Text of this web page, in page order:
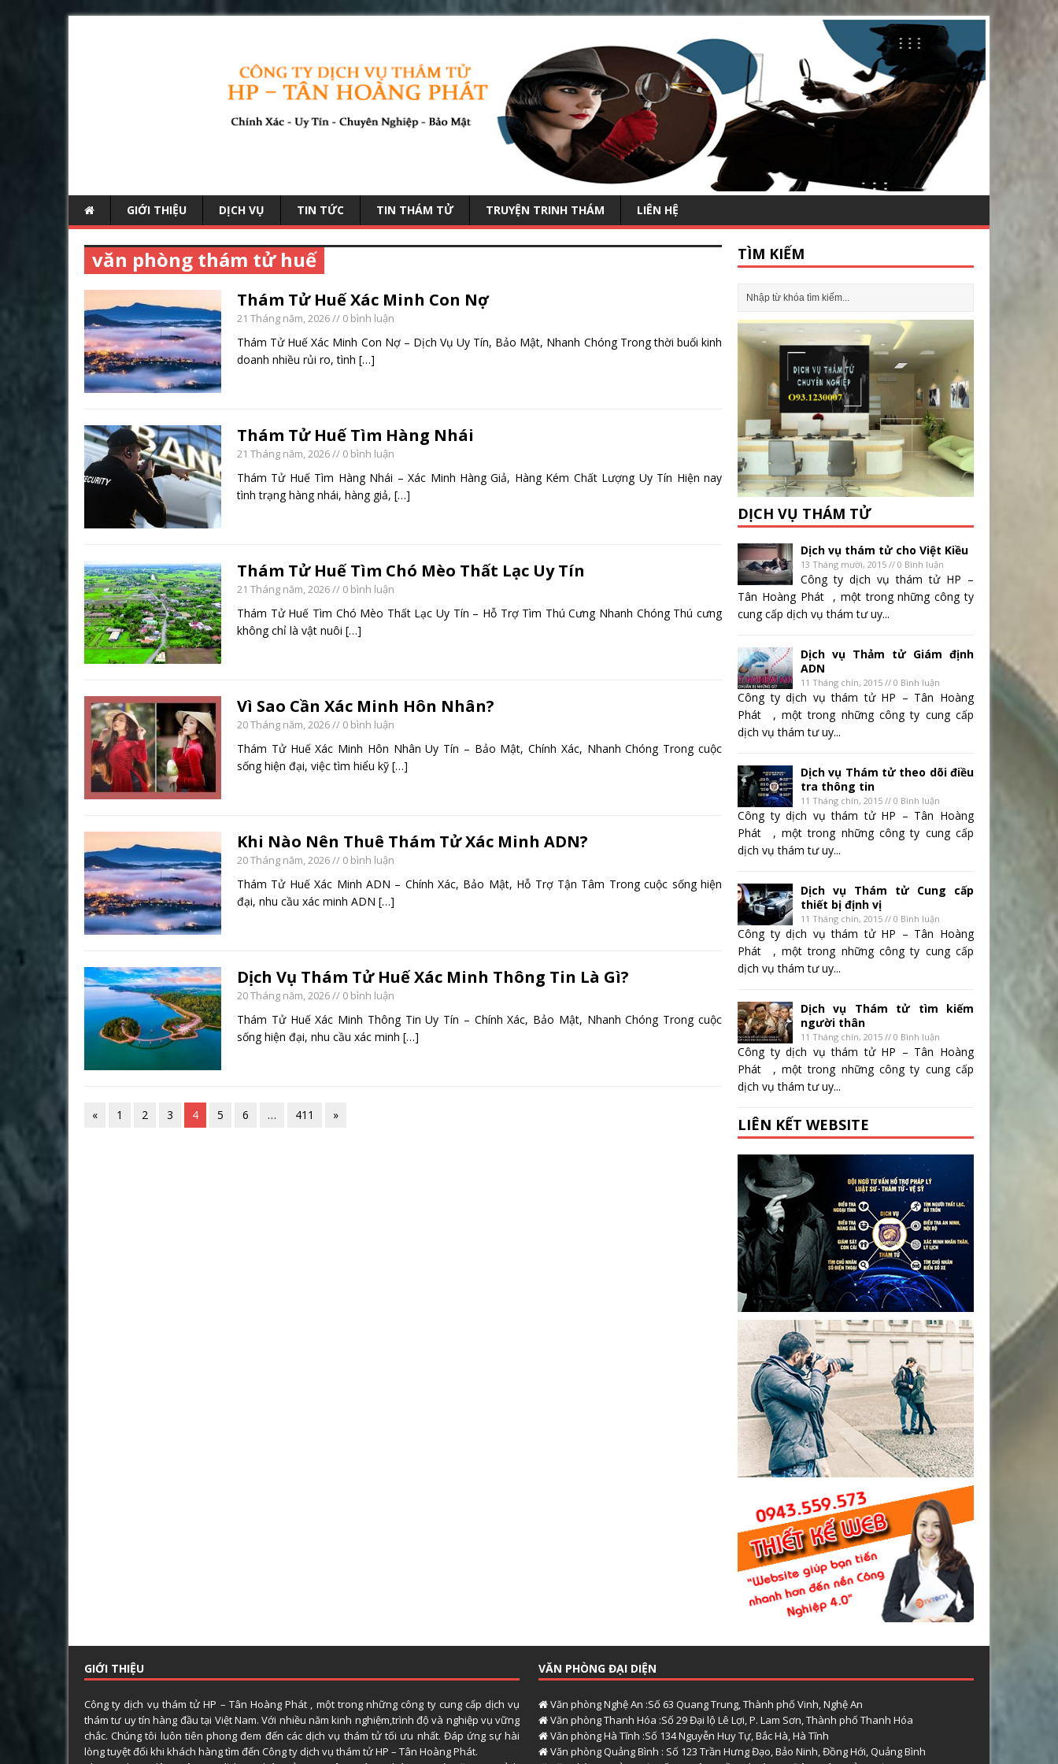
GIỚI THIỆU DỊCH VỤ TIN TỨC TIN THÁM TỬ TRUYỆN TRINH THÁM LIÊN HỆ
văn phòng thám tử huế
Thám Tử Huế Xác Minh Con Nợ
21 Tháng năm, 2026// 0 bình luận
Thám Tử Huế Xác Minh Con Nợ – Dịch Vụ Uy Tín, Bảo Mật, Nhanh Chóng Trong thời buổi kinh
doanh nhiều rủi ro, tình […]
Thám Tử Huế Tìm Hàng Nhái
21 Tháng năm, 2026// 0 bình luận
Thám Tử Huế Tìm Hàng Nhái – Xác Minh Hàng Giả, Hàng Kém Chất Lượng Uy Tín Hiện nay
tình trạng hàng nhái, hàng giả, […]
Thám Tử Huế Tìm Chó Mèo Thất Lạc Uy Tín
21 Tháng năm, 2026// 0 bình luận
Thám Tử Huế Tìm Chó Mèo Thất Lạc Uy Tín – Hỗ Trợ Tìm Thú Cưng Nhanh Chóng Thú cưng
không chỉ là vật nuôi […]
Vì Sao Cần Xác Minh Hôn Nhân?
20 Tháng năm, 2026// 0 bình luận
Thám Tử Huế Xác Minh Hôn Nhân Uy Tín – Bảo Mật, Chính Xác, Nhanh Chóng Trong cuộc
sống hiện đại, việc tìm hiểu kỹ […]
Khi Nào Nên Thuê Thám Tử Xác Minh ADN?
20 Tháng năm, 2026// 0 bình luận
Thám Tử Huế Xác Minh ADN – Chính Xác, Bảo Mật, Hỗ Trợ Tận Tâm Trong cuộc sống hiện
đại, nhu cầu xác minh ADN […]
Dịch Vụ Thám Tử Huế Xác Minh Thông Tin Là Gì?
20 Tháng năm, 2026// 0 bình luận
Thám Tử Huế Xác Minh Thông Tin Uy Tín – Chính Xác, Bảo Mật, Nhanh Chóng Trong cuộc
sống hiện đại, nhu cầu xác minh […]
« 1 2 3 4 5 6 … 411 »
TÌM KIẾM
DỊCH VỤ THÁM TỬ
Dịch vụ thám tử cho Việt Kiều
13 Tháng mười, 2015 // 0 Bình luận
Công ty dịch vụ thám tử HP –
Tân Hoàng Phát , một trong những công ty
cung cấp dịch vụ thám tư uy...
Dịch vụ Thảm tử Giám định
ADN
11 Tháng chín, 2015 // 0 Bình luận
Công ty dịch vụ thám tử HP – Tân Hoàng
Phát , một trong những công ty cung cấp
dịch vụ thám tư uy...
Dịch vụ Thám tử theo dõi điều
tra thông tin
11 Tháng chín, 2015 // 0 Bình luận
Công ty dịch vụ thám tử HP – Tân Hoàng
Phát , một trong những công ty cung cấp
dịch vụ thám tư uy...
Dịch vụ Thám tử Cung cấp
thiết bị định vị
11 Tháng chín, 2015 // 0 Bình luận
Công ty dịch vụ thám tử HP – Tân Hoàng
Phát , một trong những công ty cung cấp
dịch vụ thám tư uy...
Dịch vụ Thám tử tìm kiếm
người thân
11 Tháng chín, 2015 // 0 Bình luận
Công ty dịch vụ thám tử HP – Tân Hoàng
Phát , một trong những công ty cung cấp
dịch vụ thám tư uy...
LIÊN KẾT WEBSITE
GIỚI THIỆU
Công ty dịch vụ thám tử HP – Tân Hoàng Phát , một trong những công ty cung cấp dịch vụ
thám tư uy tín hàng đầu tại Việt Nam. Với nhiều năm kinh nghiệm,trình độ và nghiệp vụ vững
chắc. Chúng tôi luôn tiên phong đem đến các dịch vụ thám tử tối ưu nhất. Đáp ứng sự hài
lòng tuyệt đối khi khách hàng tìm đến Công ty dịch vụ thám tử HP – Tân Hoàng Phát.
VĂN PHÒNG ĐẠI DIỆN
Văn phòng Nghệ An :Số 63 Quang Trung, Thành phố Vinh, Nghệ An
Văn phòng Thanh Hóa :Số 29 Đại lộ Lê Lợi, P. Lam Sơn, Thành phố Thanh Hóa
Văn phòng Hà Tĩnh :Số 134 Nguyễn Huy Tự, Bắc Hà, Hà Tĩnh
Văn phòng Quảng Bình : Số 123 Trần Hưng Đạo, Bảo Ninh, Đồng Hới, Quảng Bình